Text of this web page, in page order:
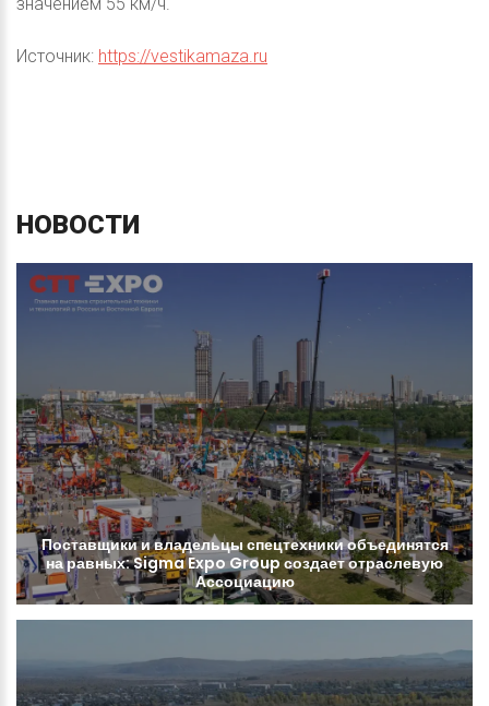
Источник: https://vestikamaza.ru
НОВОСТИ
Поставщикиивладельцыспецтехникиобъединятся
наравных:SigmaExpoGroup создаетотраслевую
Ассоциацию